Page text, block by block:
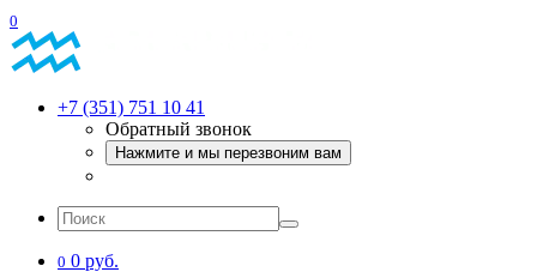
0
+7 (351) 751 10 41
Обратный звонок
Нажмите и мы перезвоним вам
0 0 руб.